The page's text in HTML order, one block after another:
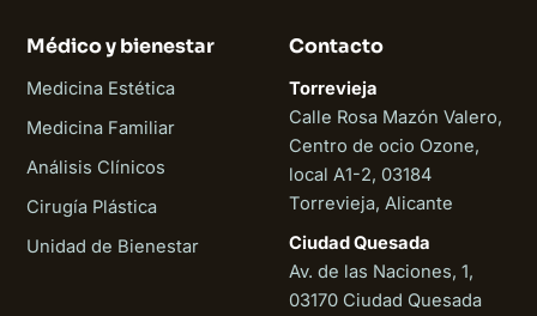
Médico y bienestar
Medicina Estética
Medicina Familiar
Análisis Clínicos
Cirugía Plástica
Unidad de Bienestar
Contacto
Torrevieja
Calle Rosa Mazón Valero,
Centro de ocio Ozone,
local A1-2, 03184
Torrevieja, Alicante
Ciudad Quesada
Av. de las Naciones, 1,
03170 Ciudad Quesada